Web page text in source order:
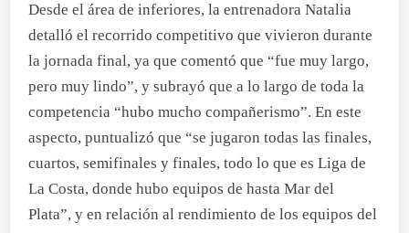
Desde el área de inferiores, la entrenadora Natalia
detalló el recorrido competitivo que vivieron durante
la jornada final, ya que comentó que “fue muy largo,
pero muy lindo”, y subrayó que a lo largo de toda la
competencia “hubo mucho compañerismo”. En este
aspecto, puntualizó que “se jugaron todas las finales,
cuartos, semifinales y finales, todo lo que es Liga de
La Costa, donde hubo equipos de hasta Mar del
Plata”, y en relación al rendimiento de los equipos del